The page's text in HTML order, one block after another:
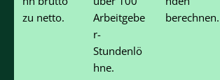
zu netto.
Arbeitgebe
r-
Stundenlö
hne.
berechnen.